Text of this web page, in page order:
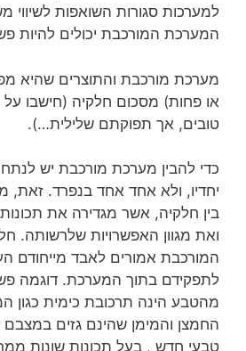
למערכות סגורות השואפות לשיווי
המערכת המורכבת יכולים להיות
מערכת מורכבת והתוצרים שהיא
או פחות) מסכום חלקיה (חישבו על
טובים, אך תפוקתם שלילית…).
כדי להבין מערכת מורכבת יש
יחדיו, ולא אחד אחד בנפרד. זאת,
בין חלקיה, אשר מגדירה את
ואת מגוון האפשרויות שלרשותה.
המורכבת אמורים לאבד מייחודם
לתפקידם בתוך המערכת. דוגמה
מהטבע הינה תרכובת כימית כגון
החמצן והמימן שהינם גזים במצבם
טבעי חדש , בעל תכונות שונות